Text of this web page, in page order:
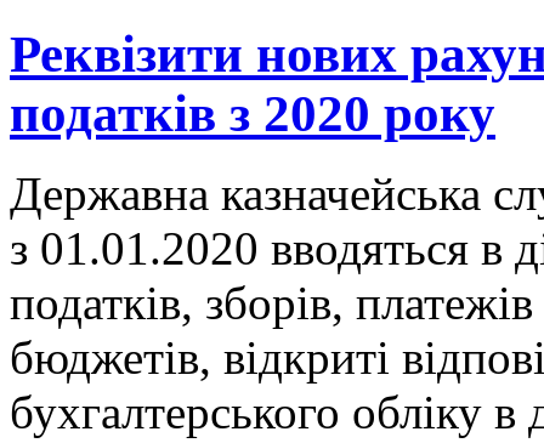
Реквізити нових
податків з 2020 року
Державна казначейська
з 01.01.2020 вводяться в
податків, зборів,
бюджетів, відкриті
бухгалтерського обліку